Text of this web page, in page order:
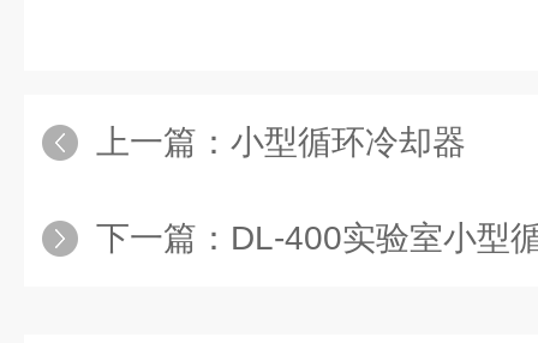
上一篇： 小型循环冷却器
下一篇： DL-400实验室小型